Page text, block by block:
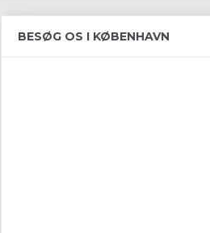
BESØG OS I KØBENHAVN